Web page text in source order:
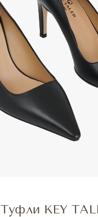
Туфли KEY